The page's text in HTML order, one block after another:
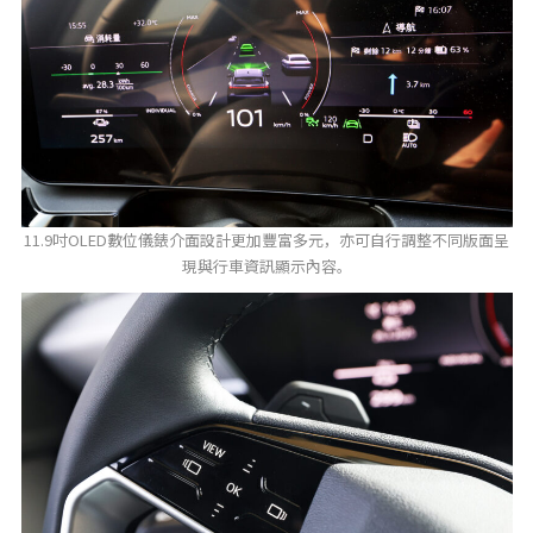
11.9吋OLED數位儀錶介面設計更加豐富多元，亦可自行調整不同版面呈
現與行車資訊顯示內容。